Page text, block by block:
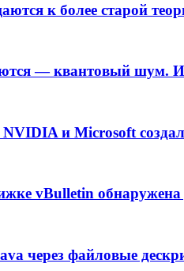
к более старой
— квантовый шум. И
и Microsoft
vBulletin
через файловые